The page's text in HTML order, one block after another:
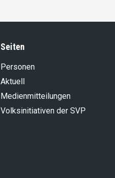
Seiten
Personen
Aktuell
Medienmitteilungen
Volksinitiativen der SVP